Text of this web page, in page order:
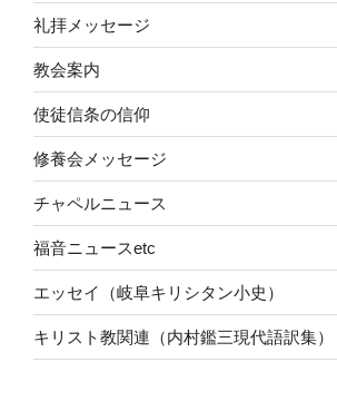
礼拝メッセージ
教会案内
使徒信条の信仰
修養会メッセージ
チャペルニュース
福音ニュースetc
エッセイ（岐阜キリシタン小史）
キリスト教関連（内村鑑三現代語訳集）